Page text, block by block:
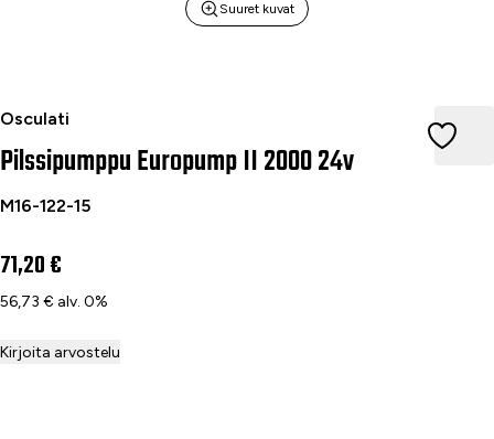
Suuret kuvat
Osculati
Pilssipumppu Europump II 2000 24v
Pilssipumppu Europump II 2000 24v
M16-122-15
71,20 €
56,73 € alv. 0%
Kirjoita arvostelu